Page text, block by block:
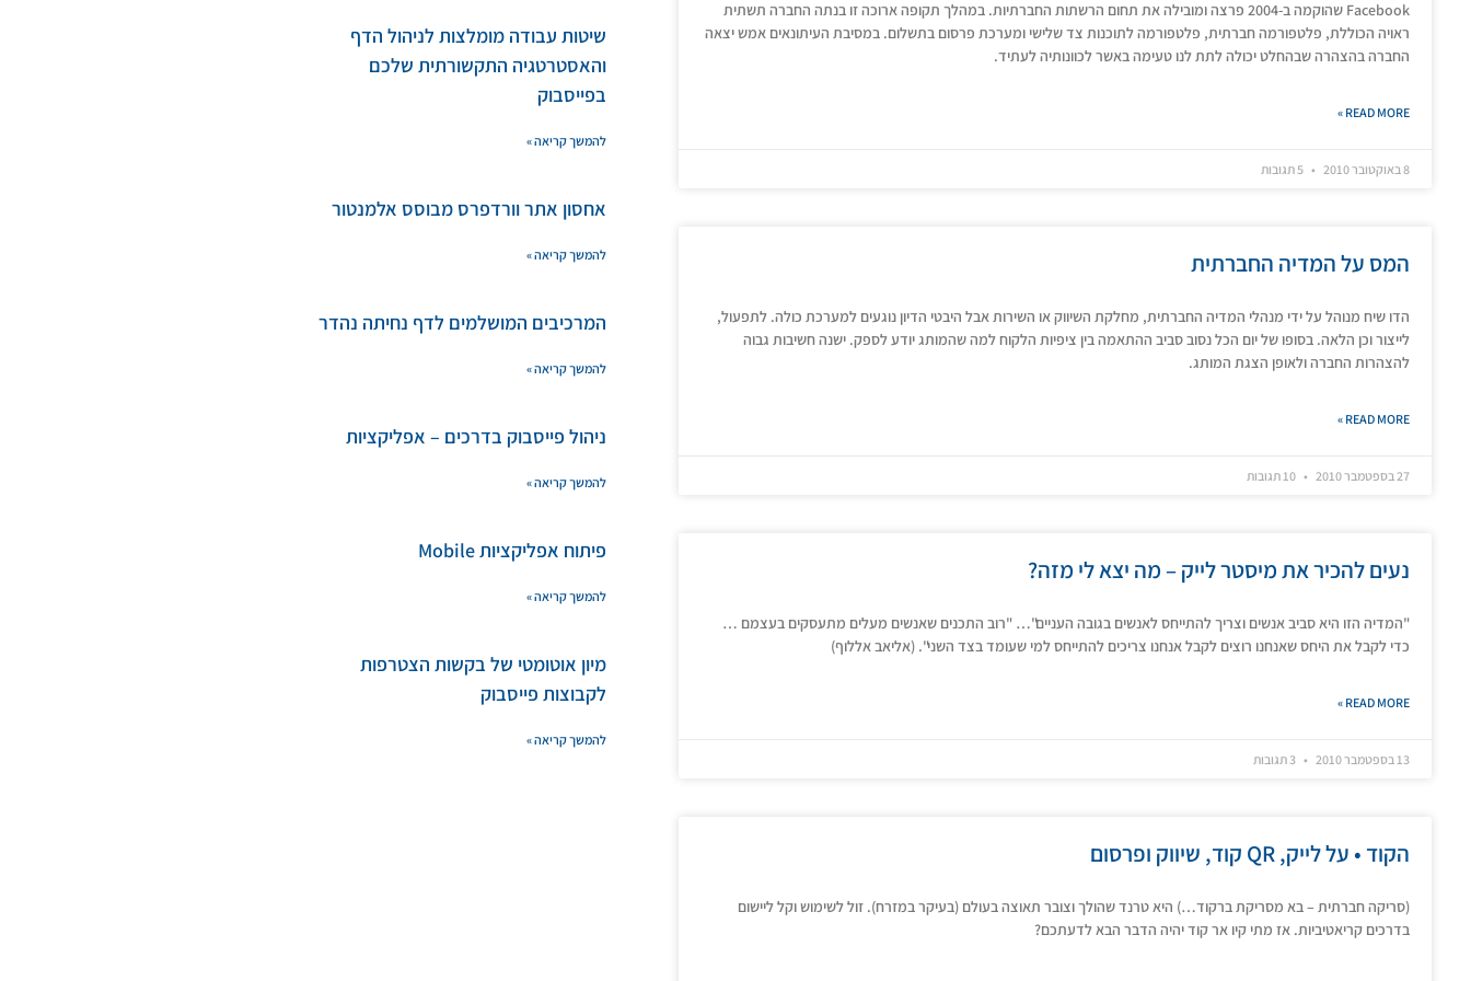
Facebook שהוקמה ב-2004 פרצה ומובילה את תחום הרשתות החברתיות. במהלך תקופה ארוכה זו בנתה החברה תשתית
ראויה הכוללת, פלטפורמה חברתית, פלטפורמה לתוכנות צד שלישי ומערכת פרסום בתשלום. במסיבת העיתונאים אמש יצאה
החברה בהצהרה שבהחלט יכולה לתת לנו טעימה באשר לכוונותיה לעתיד.
READ MORE »
8 באוקטובר 2010
המס על המדיה החברתית
הדו שיח מנוהל על ידי מנהלי המדיה החברתית, מחלקת השיווק או השירות אבל היבטי הדיון נוגעים למערכת כולה. לתפעול,
לייצור וכן הלאה. בסופו של יום הכל נסוב סביב ההתאמה בין ציפיות הלקוח למה שהמותג יודע לספק. ישנה חשיבות גבוה
להצהרות החברה ולאופן הצגת המותג.
READ MORE »
27 בספטמבר 2010
נעים להכיר את מיסטר לייק – מה יצא לי מזה?
"המדיה הזו היא סביב אנשים וצריך להתייחס לאנשים בגובה העניים"… "רוב התכנים שאנשים מעלים מתעסקים בעצמם …
כדי לקבל את היחס שאנחנו רוצים לקבל אנחנו צריכים להתייחס למי שעומד בצד השני". (אליאב אללוף)
READ MORE »
13 בספטמבר 2010
הקוד • על לייק, QR קוד, שיווק ופרסום
(סריקה חברתית – בא מסריקת ברקוד…) היא טרנד שהולך וצובר תאוצה בעולם (בעיקר במזרח). זול לשימוש וקל ליישום
בדרכים קריאטיביות. אז מתי קיו אר קוד יהיה הדבר הבא לדעתכם?
שיטות עבודה מומלצות לניהול הדף
והאסטרטגיה התקשורתית שלכם
בפייסבוק
להמשך קריאה »
אחסון אתר וורדפרס מבוסס אלמנטור
להמשך קריאה »
המרכיבים המושלמים לדף נחיתה נהדר
להמשך קריאה »
ניהול פייסבוק בדרכים – אפליקציות
להמשך קריאה »
פיתוח אפליקציות Mobile
להמשך קריאה »
מיון אוטומטי של בקשות הצטרפות
לקבוצות פייסבוק
להמשך קריאה »